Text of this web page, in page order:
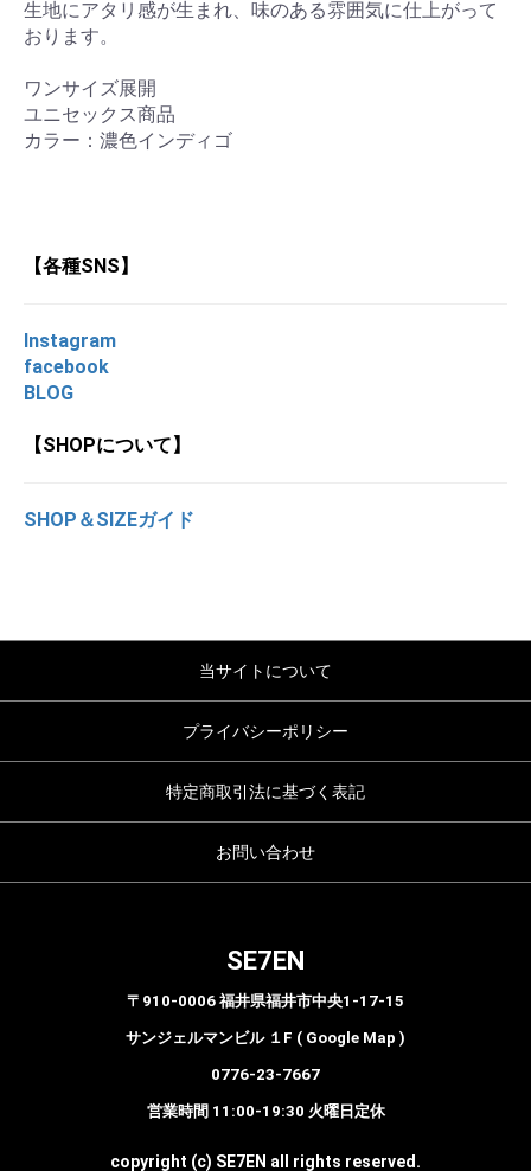
生地にアタリ感が生まれ、味のある雰囲気に仕上がって
おります。
ワンサイズ展開
ユニセックス商品
カラー：濃色インディゴ
【各種SNS】
Instagram
facebook
BLOG
【SHOPについて】
SHOP＆SIZEガイド
当サイトについて
プライバシーポリシー
特定商取引法に基づく表記
お問い合わせ
SE7EN
〒910-0006 福井県福井市中央1-17-15
サンジェルマンビル １F ( Google Map )
0776-23-7667
営業時間 11:00-19:30 火曜日定休
copyright (c) SE7EN all rights reserved.